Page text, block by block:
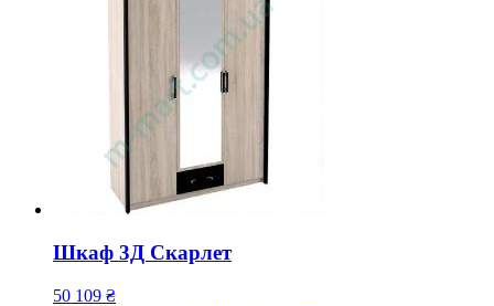
Шкаф 3Д Скарлет
50 109 ₴